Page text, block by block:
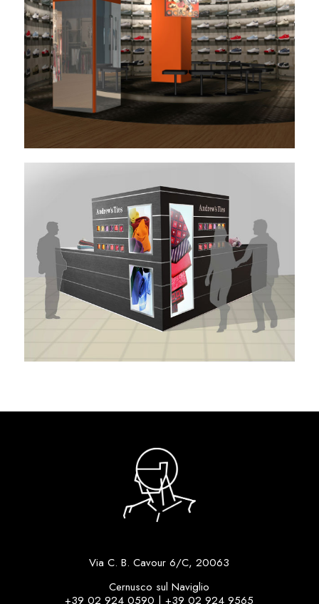
Via C. B. Cavour 6/C, 20063
Cernusco sul Naviglio
+39 02 924 0590 |+39 02 924 9565